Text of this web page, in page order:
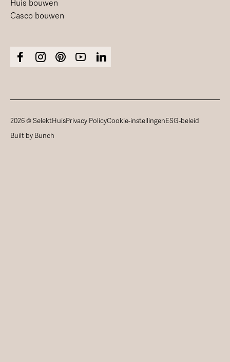
Huis bouwen
Casco bouwen
2026 © SelektHuisPrivacy PolicyCookie-instellingenESG-beleid
Built by Bunch